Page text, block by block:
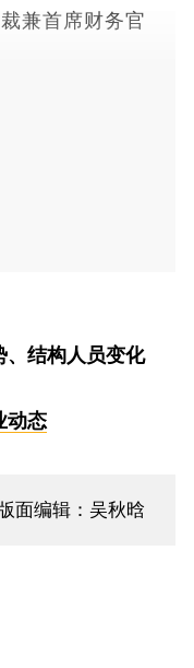
兼首席财务官
、结构人员变化
动态
面编辑：吴秋晗